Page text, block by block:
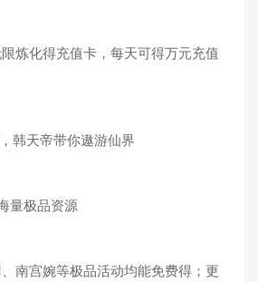
炼化得充值卡，每天可得万元充值
韩天帝带你遨游仙界
量极品资源
南宫婉等极品活动均能免费得；更